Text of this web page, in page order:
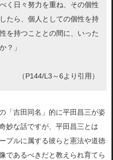
く日々努力を重ね、その個性
たら、個人としての個性を持
を持つこととの間に、いった
？」
（P144/L3～6より引用）
「吉田同名」的に平田昌三が姿
妙な話ですが、平田昌三とは
プルに属する彼らと憲法や道徳
であるべきだと教えられ育てら